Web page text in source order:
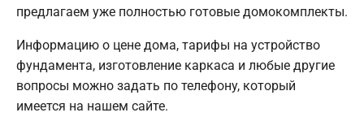
предлагаем уже полностью готовые домокомплекты.
Информацию о цене дома, тарифы на устройство
фундамента, изготовление каркаса и любые другие
вопросы можно задать по телефону, который
имеется на нашем сайте.